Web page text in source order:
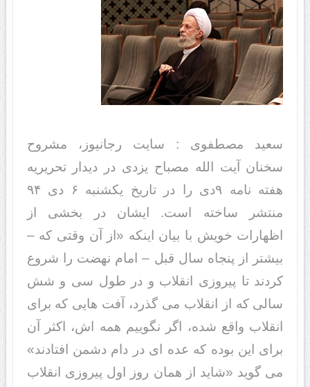
سعید مصطفوی : سایت رجانیوز، مشروح
سخنان آیت الله مصباح یزدی در دیدار تحریریه
هفته نامه ۹دی را در تاریخ یکشنبه ۶ دی ۹۴
منتشر ساخته است. ایشان در بخشی از
اظهارات خویش با بیان اینکه «از آن وقتی که –
بیشتر از پنجاه سال قبل – امام نهضت را شروع
کردند تا پیروزی انقلاب و در طول سی و شش
سالی که از انقلاب می گذرد، آفت هایی که برای
انقلاب واقع شده، اگر نگوییم همه اش، اکثر آن
برای این بوده که عده ای در دام دشمن افتادند»
می گوید «شاید از همان روز اول پیروزی انقلاب